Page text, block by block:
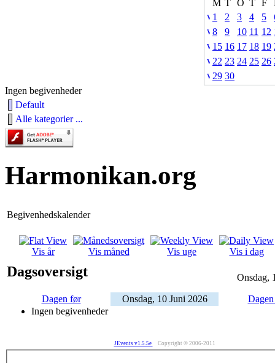
M T O T F
1
2 3 4 5
8
9 10 11 12
15 16 17 18 19
22 23 24 25 26
29 30
Ingen begivenheder
Default
Alle kategorier ...
Harmonikan.org
Begivenhedskalender
Vis år Vis måned Vis uge Vis i dag
Dagsoversigt Onsdag,
Dagen før Onsdag, 10 Juni 2026
Ingen begivenheder
JEvents v1.5.5e Copyright © 2006-2011